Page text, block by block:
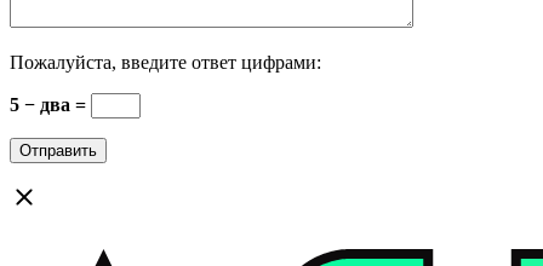
Пожалуйста, введите ответ цифрами:
5 − два =